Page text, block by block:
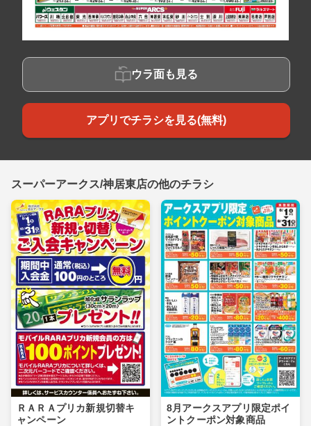
ウラ面も見る
アプリでチラシを見る(無料)
スーパーアークス/神居東店の他のチラシ
ＲＡＲＡプリカ新規切替キ
ャンペーン
8月アークスアプリ限定ポイ
ントクーポン対象商品